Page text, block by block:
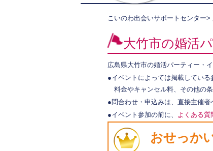
こいのわ出会いサポートセンター>
大竹市の婚活
広島県大竹市の婚活パーティー・
●イベントによっては掲載している
料金やキャンセル料、その他の
●問合わせ・申込みは、直接主催者
●イベント参加の前に、 よくある質
おせっか